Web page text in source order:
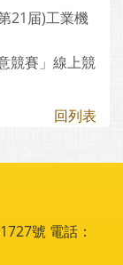
21届)工業機
競賽」線上競
回列表
號 電話：